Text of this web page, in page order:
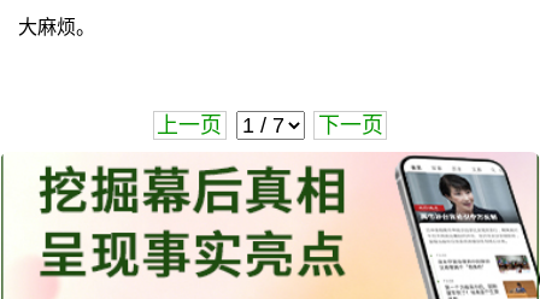
大麻烦。
上一页 下一页